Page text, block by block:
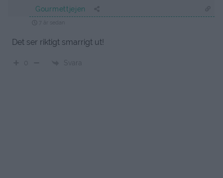
Gourmettjejen
Det ser riktigt smarrigt ut!
0 Svara